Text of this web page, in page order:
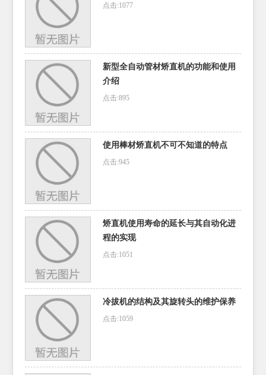
点击:1077
新型全自动管材矫直机的功能和使用
介绍
点击:895
使用棒材矫直机不可不知道的特点
点击:945
矫直机使用寿命的延长与其自动化进
程的实现
点击:1051
冷拔机的结构及其旋转头的维护保养
点击:1059